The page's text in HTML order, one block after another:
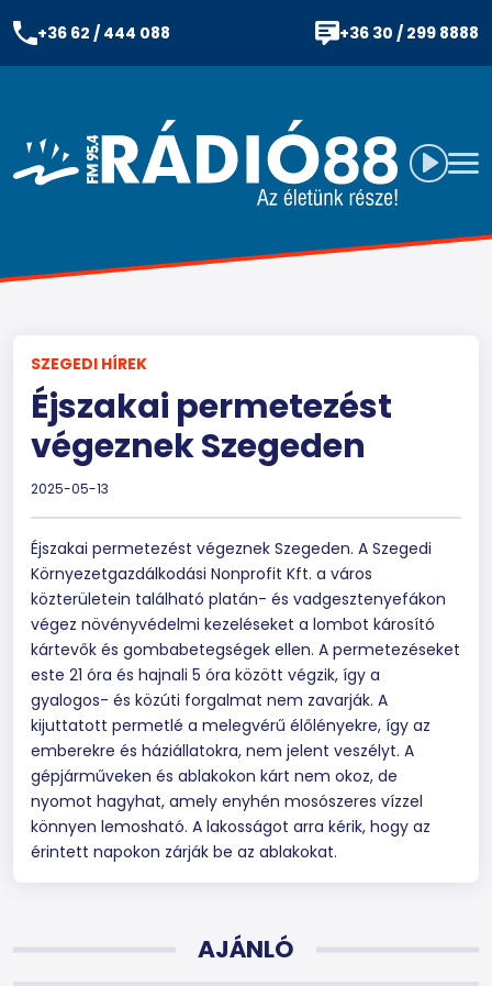
+36 62 / 444 088 +36 30 / 299 8888
SZEGEDI HÍREK
Éjszakai permetezést
végeznek Szegeden
2025-05-13
Éjszakai permetezést végeznek Szegeden. A Szegedi
Környezetgazdálkodási Nonprofit Kft. a város
közterületein található platán- és vadgesztenyefákon
végez növényvédelmi kezeléseket a lombot károsító
kártevők és gombabetegségek ellen. A permetezéseket
este 21 óra és hajnali 5 óra között végzik, így a
gyalogos- és közúti forgalmat nem zavarják. A
kijuttatott permetlé a melegvérű élőlényekre, így az
emberekre és háziállatokra, nem jelent veszélyt. A
gépjárműveken és ablakokon kárt nem okoz, de
nyomot hagyhat, amely enyhén mosószeres vízzel
könnyen lemosható. A lakosságot arra kérik, hogy az
érintett napokon zárják be az ablakokat.
AJÁNLÓ